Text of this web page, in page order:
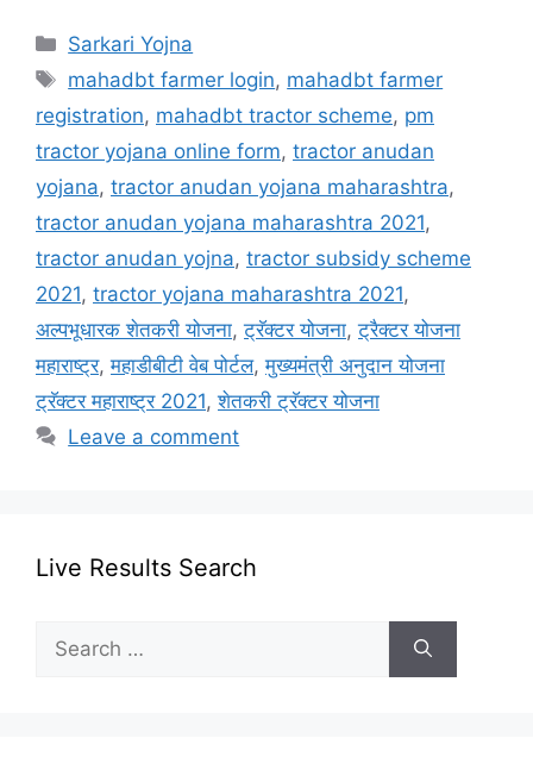
Categories
Sarkari Yojna
Tags
mahadbt farmer login, mahadbt farmer
registration, mahadbt tractor scheme, pm
tractor yojana online form, tractor anudan
yojana, tractor anudan yojana maharashtra,
tractor anudan yojana maharashtra 2021,
tractor anudan yojna, tractor subsidy scheme
2021, tractor yojana maharashtra 2021,
अल्पभूधारक शेतकरी योजना,ट्रॅक्टर योजना,ट्रैक्टर योजना
महाराष्ट्र,महाडीबीटी वेब पोर्टल,मुख्यमंत्री अनुदान योजना
ट्रॅक्टर महाराष्ट्र 2021,शेतकरी ट्रॅक्टर योजना
Leave a comment
Live Results Search
Search
for: